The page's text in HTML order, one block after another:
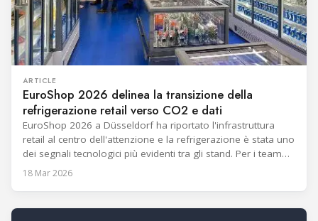
ARTICLE
EuroShop 2026 delinea la transizione della
refrigerazione retail verso CO2 e dati
EuroShop 2026 a Düsseldorf ha riportato l'infrastruttura
retail al centro dell'attenzione e la refrigerazione è stata uno
dei segnali tecnologici più evidenti tra gli stand. Per i team
della refrigerazione commerciale, il messaggio è stato
nell'operatività quotidiana. La CO2 ha continuato
18 Mar 2026